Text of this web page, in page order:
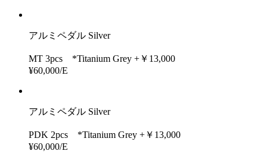
アルミペダル Silver
MT 3pcs *Titanium Grey +￥13,000
¥60,000/E
アルミペダル Silver
PDK 2pcs *Titanium Grey +￥13,000
¥60,000/E